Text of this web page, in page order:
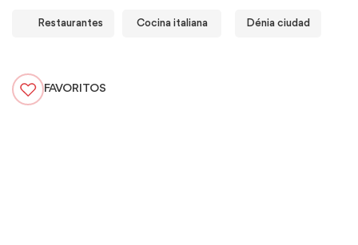
Restaurantes Cocina italiana Dénia ciudad
FAVORITOS